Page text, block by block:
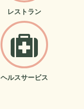
レストラン
ヘルスサービス